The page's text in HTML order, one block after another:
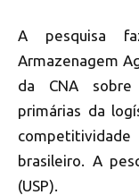
A pesquisa
Armazenagem
da CNA sobre
primárias da
brasileiro. A
(USP).